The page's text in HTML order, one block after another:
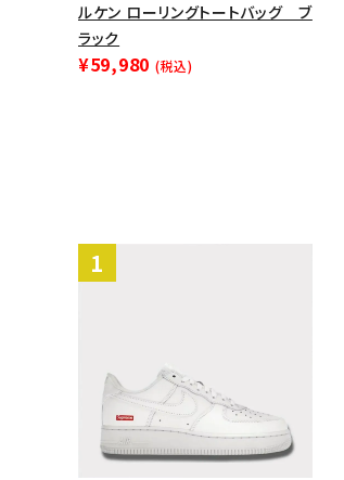
ルケン ローリングトートバッグ ブ
ラック
¥59,980 (税込)